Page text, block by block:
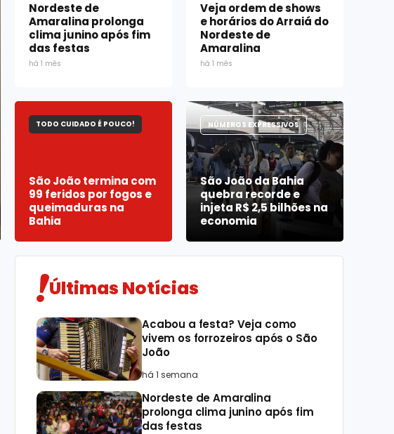
Nordeste de
Amaralina prolonga
clima junino após fim
das festas
há 1 mês
Veja ordem de shows
e horários do Arraiá do
Nordeste de
Amaralina
há 1 mês
TODO CUIDADO É POUCO!
São João termina com
99 feridos por fogos e
queimaduras na
Bahia
NÚMEROS EXPRESSIVOS
São João da Bahia
quebra recorde e
injeta R$ 2,5 bilhões na
economia
Últimas Notícias
Acabou a festa? Veja como
vivem os forrozeiros após o São
João
há 1 semana
Nordeste de Amaralina
prolonga clima junino após fim
das festas